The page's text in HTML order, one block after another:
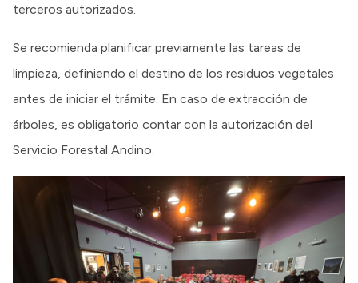
terceros autorizados.
Se recomienda planificar previamente las tareas de
limpieza, definiendo el destino de los residuos vegetales
antes de iniciar el trámite. En caso de extracción de
árboles, es obligatorio contar con la autorización del
Servicio Forestal Andino.